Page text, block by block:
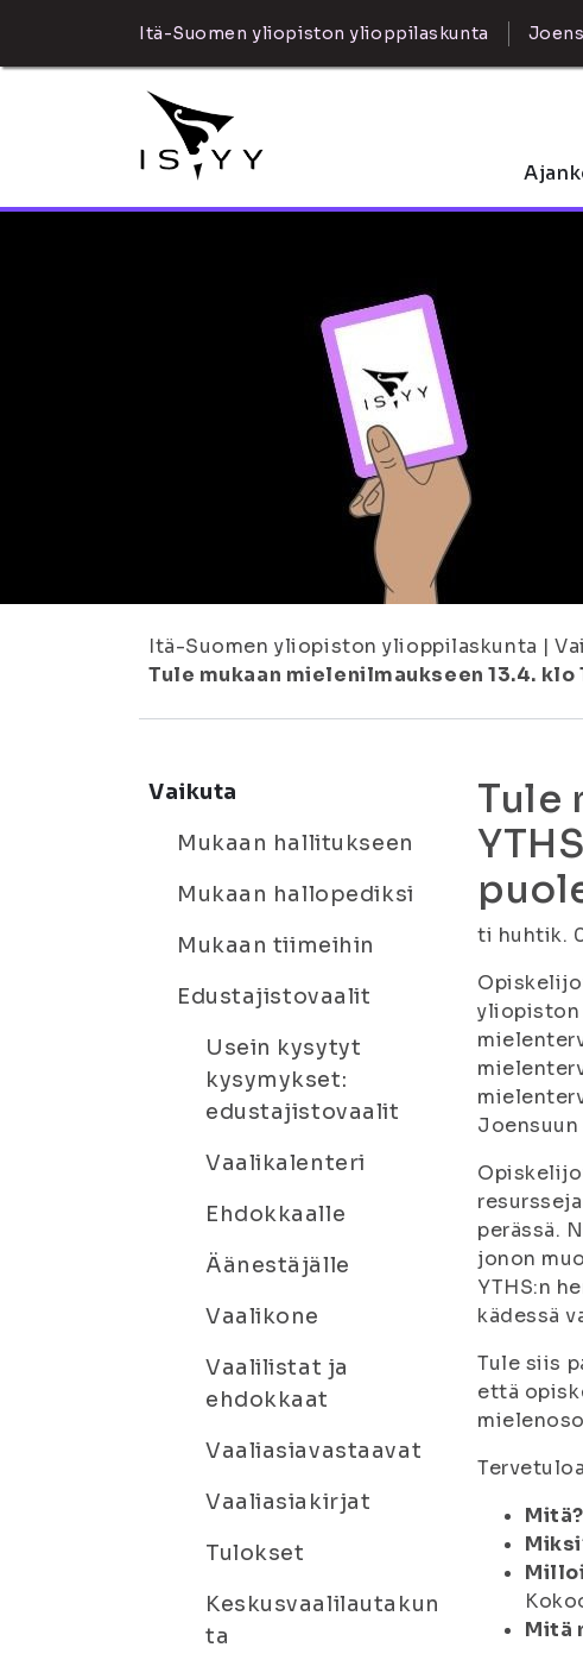
Itä-Suomen yliopiston ylioppilaskunta
Itä-Suomen yliopiston ylioppilaskunta |
Tule mukaan mielenilmaukseen 13.4.
Vaikuta
Mukaan hallitukseen
Mukaan hallopediksi
Mukaan tiimeihin
Edustajistovaalit
Usein kysytyt
kysymykset:
edustajistovaalit
Vaalikalenteri
Ehdokkaalle
Äänestäjälle
Vaalikone
Vaalilistat ja
ehdokkaat
Vaaliasiavastaavat
Vaaliasiakirjat
Tulokset
Keskusvaalilautakun
ta
Tule
ti huhtik.
yliopiston
perässä.
jonon
YTHS:n
kädessä
Tule siis
että
Mitä?
Mitä